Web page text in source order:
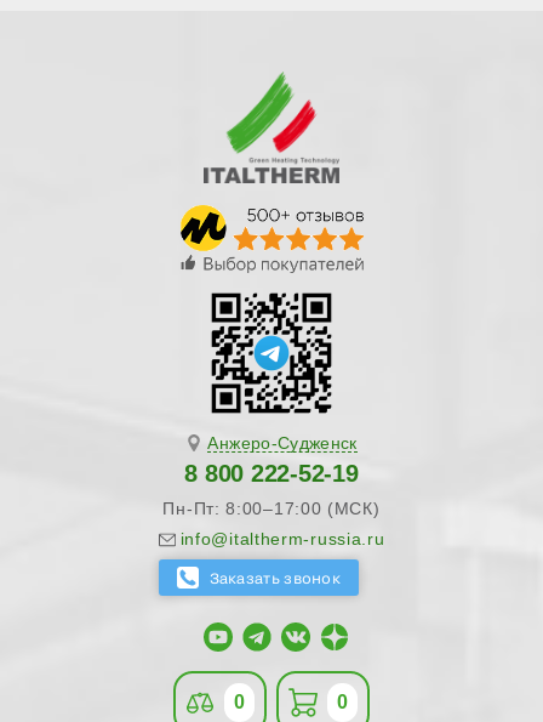
Анжеро-Судженск
8 800 222-52-19
Пн-Пт: 8:00–17:00 (МСК)
info@italtherm-russia.ru
0 0